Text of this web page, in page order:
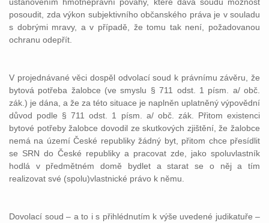
posoudit, zda výkon subjektivního občanského práva je v souladu
s dobrými mravy, a v případě, že tomu tak není, požadovanou
ochranu odepřít.
V projednávané věci dospěl odvolací soud k právnímu závěru, že
bytová potřeba žalobce (ve smyslu § 711 odst. 1 písm. a/ obč.
zák.) je dána, a že za této situace je naplněn uplatněný výpovědní
důvod podle § 711 odst. 1 písm. a/ obč. zák. Přitom existenci
bytové potřeby žalobce dovodil ze skutkových zjištění, že žalobce
nemá na území České republiky žádný byt, přitom chce přesídlit
se SRN do České republiky a pracovat zde, jako spoluvlastník
hodlá v předmětném domě bydlet a starat se o něj a tím
realizovat své (spolu)vlastnické právo k němu.
Dovolací soud – a to i s přihlédnutím k výše uvedené judikatuře –